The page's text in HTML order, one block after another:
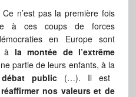
n’est pas la première fois
à ces coups de forces
en Europe sont
à la montée de l’extrême
partie de leurs enfants, à la
public (…). Il est
réaffirmer nos valeurs et de